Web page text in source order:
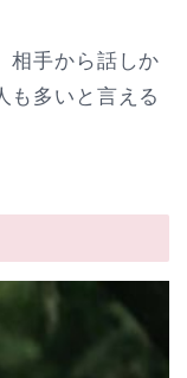
相手から話しか
も多いと言える